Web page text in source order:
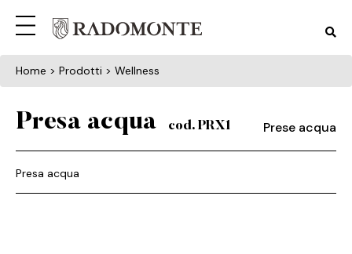
Home > Prodotti > Wellness
Presa acqua cod. PRX1 Prese acqua
Presa acqua